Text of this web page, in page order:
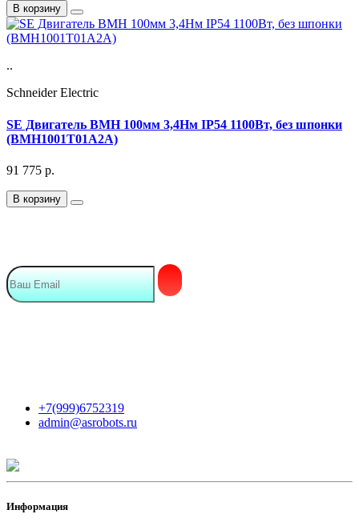
В корзину
..
Schneider Electric
SE Двигатель BMH 100мм 3,4Нм IP54 1100Вт, без шпонки
(BMH1001T01A2A)
91 775 р.
В корзину
+7(999)6752319
admin@asrobots.ru
Информация